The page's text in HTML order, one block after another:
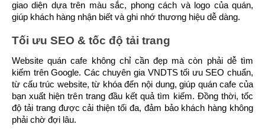
giao diện dựa trên màu sắc, phong cách và logo của quán,
giúp khách hàng nhận biết và ghi nhớ thương hiệu dễ dàng.
Tối ưu SEO & tốc độ tải trang
Website quán cafe không chỉ cần đẹp mà còn phải dễ tìm
kiếm trên Google. Các chuyên gia VNDTS tối ưu SEO chuẩn,
từ cấu trúc website, từ khóa đến nội dung, giúp quán cafe của
bạn xuất hiện trên trang đầu kết quả tìm kiếm. Đồng thời, tốc
độ tải trang được cải thiện tối đa, đảm bảo khách hàng không
phải chờ đợi lâu.